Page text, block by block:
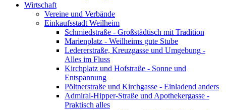
Wirtschaft
Vereine und Verbände
Einkaufsstadt Weilheim
Schmiedstraße - Großstädtisch mit Tradition
Marienplatz - Weilheims gute Stube
Ledererstraße, Kreuzgasse und Umgebung -
Alles im Fluss
Kirchplatz und Hofstraße - Sonne und
Entspannung
Pöltnerstraße und Kirchgasse - Einladend anders
Admiral-Hipper-Straße und Apothekergasse -
Praktisch alles